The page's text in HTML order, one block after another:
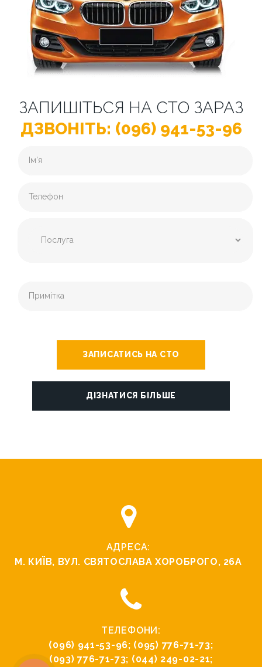
ЗАПИШІТЬСЯ НА СТО ЗАРАЗ
ДЗВОНІТЬ: (096) 941-53-96
ЗАПИСАТИСЬ НА СТО
ДІЗНАТИСЯ БІЛЬШЕ
АДРЕСА:
М. КИЇВ, ВУЛ. СВЯТОСЛАВА ХОРОБРОГО, 26А
ТЕЛЕФОНИ:
(096) 941-53-96; (095) 776-71-73;
(093) 776-71-73; (044) 249-02-21;